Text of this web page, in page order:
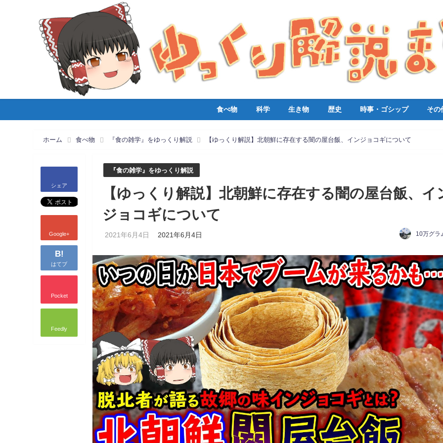
食べ物 科学 生き物 歴史 時事・ゴシップ その
ホーム 食べ物 『食の雑学』をゆっくり解説 【ゆっくり解説】北朝鮮に存在する闇の屋台飯、インジョコギについて
シェア
Google+
B!
はてブ
Pocket
Feedly
『食の雑学』をゆっくり解説
【ゆっくり解説】北朝鮮に存在する闇の屋台飯、イ
ジョコギについて
2021年6月4日 2021年6月4日 10万グラ